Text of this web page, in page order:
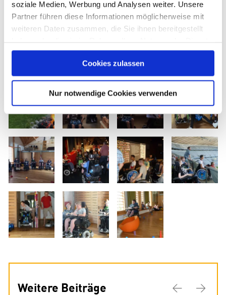
soziale Medien, Werbung und Analysen weiter. Unsere
Partner führen diese Informationen möglicherweise mit
weiteren Daten zusammen, die Sie ihnen bereitgestellt
gesammelt haben. Sie geben Einwilligung zu unseren
Cookies, wenn Sie unsere Webseite weiterhin nutzen.
Cookies zulassen
Nur notwendige Cookies verwenden
Weitere Beiträge Previous
Next